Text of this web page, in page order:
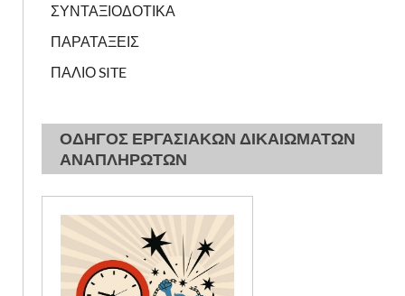
ΣΥΝΤΑΞΙΟΔΟΤΙΚΑ
ΠΑΡΑΤΑΞΕΙΣ
ΠΑΛΙΟ SITE
ΟΔΗΓΟΣ ΕΡΓΑΣΙΑΚΩΝ ΔΙΚΑΙΩΜΑΤΩΝ
ΑΝΑΠΛΗΡΩΤΩΝ